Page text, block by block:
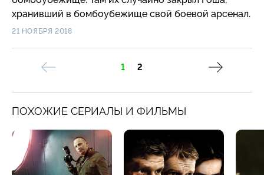
хранивший в бомбоубежище свой боевой арсенал.
21 НОЯБРЯ 2018
1 2
ПОХОЖИЕ СЕРИАЛЫ И ФИЛЬМЫ